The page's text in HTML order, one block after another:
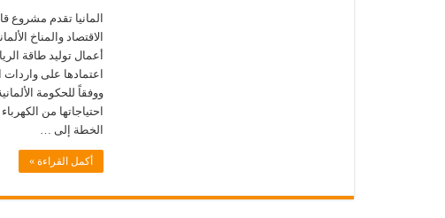
المانيا تقدم مشروع
الاقتصاد والمناخ
أعمال توليد طاقة
اعتمادها على
الخطة إلى …
أكمل القراءة »